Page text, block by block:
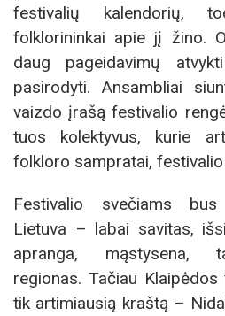
festivalių kalendorių,
folklorininkai apie jį žino.
daug pageidavimų
pasirodyti. Ansambliai
vaizdo įrašą festivalio
tuos kolektyvus, kurie
folkloro sampratai,
Festivalio svečiams
Lietuva – labai savitas,
apranga, mąstysena,
regionas. Tačiau
tik artimiausią kraštą –